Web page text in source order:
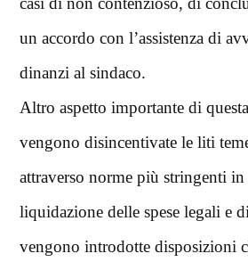
un accordo con l’assistenza di
dinanzi al sindaco.
Altro aspetto importante di
vengono disincentivate le liti
attraverso norme più stringenti
liquidazione delle spese legali e
vengono introdotte disposizioni